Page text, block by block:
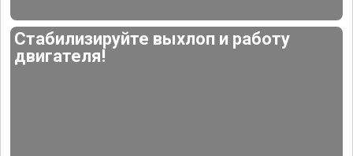
Стабилизируйте выхлоп и работу
двигателя!